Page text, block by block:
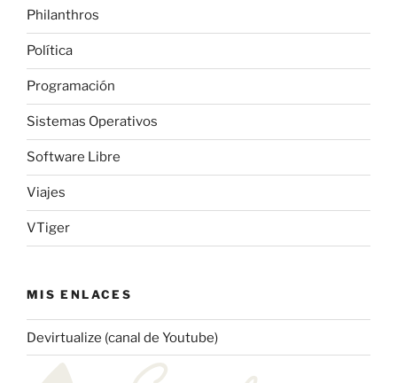
Philanthros
Política
Programación
Sistemas Operativos
Software Libre
Viajes
VTiger
MIS ENLACES
Devirtualize (canal de Youtube)